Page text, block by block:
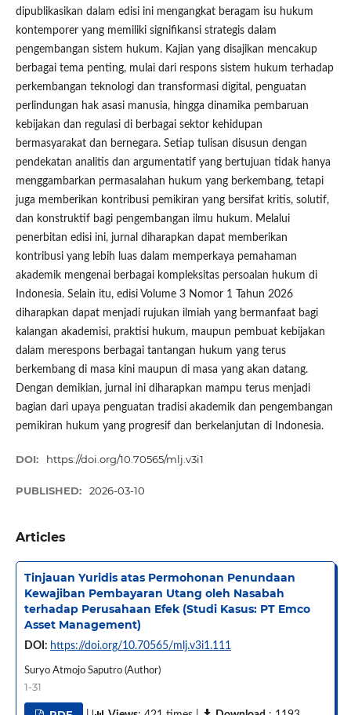
dipublikasikan dalam edisi ini mengangkat beragam isu hukum
kontemporer yang memiliki signifikansi strategis dalam
pengembangan sistem hukum. Kajian yang disajikan mencakup
berbagai tema penting, mulai dari respons sistem hukum terhadap
perkembangan teknologi dan transformasi digital, penguatan
perlindungan hak asasi manusia, hingga dinamika pembaruan
kebijakan dan regulasi di berbagai sektor kehidupan
bermasyarakat dan bernegara. Setiap tulisan disusun dengan
pendekatan analitis dan argumentatif yang bertujuan tidak hanya
menggambarkan permasalahan hukum yang berkembang, tetapi
juga memberikan kontribusi pemikiran yang bersifat kritis, solutif,
dan konstruktif bagi pengembangan ilmu hukum. Melalui
penerbitan edisi ini, jurnal diharapkan dapat memberikan
kontribusi yang lebih luas dalam memperkaya pemahaman
akademik mengenai berbagai kompleksitas persoalan hukum di
Indonesia. Selain itu, edisi Volume 3 Nomor 1 Tahun 2026
diharapkan dapat menjadi rujukan ilmiah yang bermanfaat bagi
kalangan akademisi, praktisi hukum, maupun pembuat kebijakan
dalam merespons berbagai tantangan hukum yang terus
berkembang di masa kini maupun di masa yang akan datang.
Dengan demikian, jurnal ini diharapkan mampu terus menjadi
bagian dari upaya penguatan tradisi akademik dan pengembangan
pemikiran hukum yang progresif dan berkelanjutan di Indonesia.
DOI: https://doi.org/10.70565/mlj.v3i1
PUBLISHED: 2026-03-10
Articles
Tinjauan Yuridis atas Permohonan Penundaan
Kewajiban Pembayaran Utang oleh Nasabah
terhadap Perusahaan Efek (Studi Kasus: PT Emco
Asset Management)
DOI: https://doi.org/10.70565/mlj.v3i1.111
Suryo Atmojo Saputro (Author)
1-31